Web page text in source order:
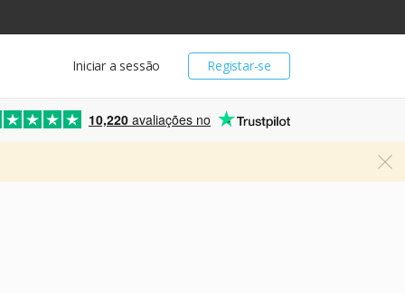
Registar-se
Iniciar a sessão
10,220 avaliações no